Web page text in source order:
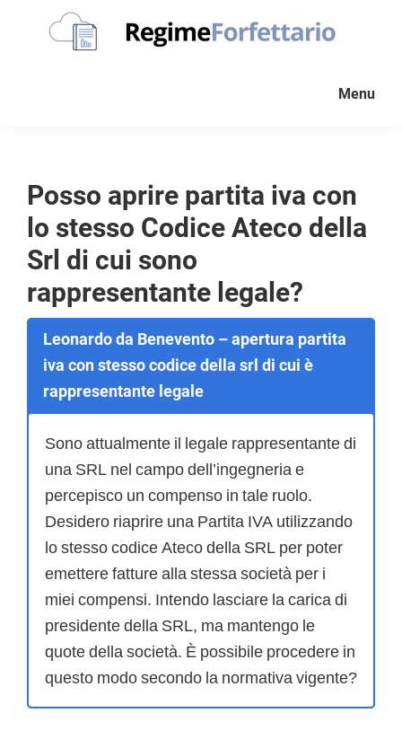
partita
Iva
forfettaria
Menu
Posso aprire partita iva con
lo stesso Codice Ateco della
Srl di cui sono
rappresentante legale?
Leonardo da Benevento – apertura partita
iva con stesso codice della srl di cui è
rappresentante legale
Sono attualmente il legale rappresentante di
una SRL nel campo dell’ingegneria e
percepisco un compenso in tale ruolo.
Desidero riaprire una Partita IVA utilizzando
lo stesso codice Ateco della SRL per poter
emettere fatture alla stessa società per i
miei compensi. Intendo lasciare la carica di
presidente della SRL, ma mantengo le
quote della società. È possibile procedere in
questo modo secondo la normativa vigente?